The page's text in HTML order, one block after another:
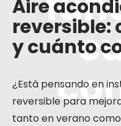
Aire
reversible:
y cuánto
¿Está pensando en
reversible para
tanto en verano